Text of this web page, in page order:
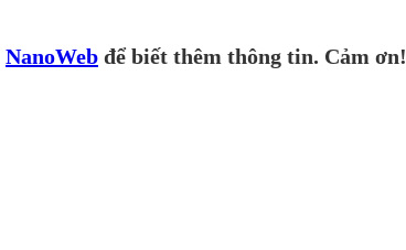
NanoWeb để biết thêm thông tin. Cảm ơn!